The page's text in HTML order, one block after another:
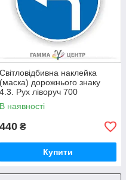
Світловідбивна наклейка
(маска) дорожнього знаку
4.3. Рух ліворуч 700
В наявності
440 ₴
Купити